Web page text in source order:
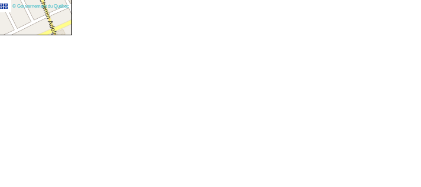
© Gouvernement du Québec